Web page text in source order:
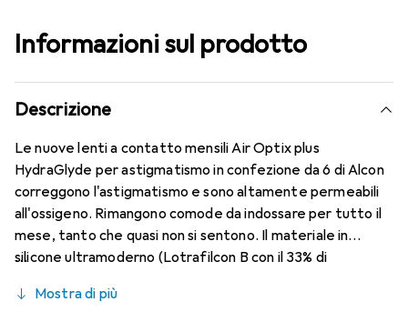
Informazioni sul prodotto
Descrizione
Le nuove lenti a contatto mensili Air Optix plus
HydraGlyde per astigmatismo in confezione da 6 di Alcon
correggono l'astigmatismo e sono altamente permeabili
all'ossigeno. Rimangono comode da indossare per tutto il
mese, tanto che quasi non si sentono. Il materiale in
silicone ultramoderno (Lotrafilcon B con il 33% di
HydraGlyde Moisture Matrix e la conosciuta tecnologia
Mostra di più